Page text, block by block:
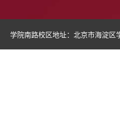
学院南路校区地址：北京市海淀区